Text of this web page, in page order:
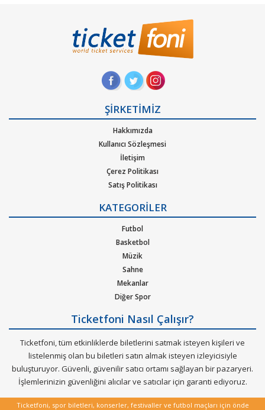
üzerinden Fifth Harmony konser bileti satın almak
Ticketfoni'ye üye olunuz. Bilet seçiminizi yapınız. (Katılmak
istediğiniz etkinlik ya da etkinliklere ait siteye optimize edilmiş
yapınız.) Size sunulan güvenli Ödeme adımına geçiniz. Artık
Hangi müzik türlerinde Ticketfoniden bilet bulup
. Müzik türlerinden Alternatif, Dans – Elektronik
pop, rock, blues, New Age, caz, klasik, Latin Tango ska, reggae,
metal, hip-hop ya da r&b gibi pek çok müzik türleri için
oluşturulan etkinliklere bilet bulabilirsiniz. Elinizdeki
gidemeyeceğiniz konserlerin biletlerini de satabileceğiniz çok
özel bir hizmeti Ticketfoni sizler için sunuyor.
Dünya çapında en çok dinlenen, dünyada en çok konser veren
sanatçıların soluksuz konser turneleriyle biletleri günler
öncesinden tükenen etkinliklerin biletlerini Ticketfoni
güvencesiyle satın alabilirisiniz.
ŞİRKETİMİZ
Hakkımızda
Kullanıcı Sözleşmesi
İletişim
Çerez Politikası
Satış Politikası
Kurumsal Ağırlama
Nasıl Çalışır
Bilet Tipi ve Teslimat
Üyelik Doğrulama
Sık Sorulan Sorular
KATEGORİLER
Futbol
Basketbol
Müzik
Sahne
Mekanlar
Diğer Spor
Ticketfoni Nasıl Çalışır?
Ticketfoni, tüm etkinliklerde biletlerini satmak isteyen kişileri ve
listelenmiş olan bu biletleri satın almak isteyen izleyicisiyle
buluşturuyor. Güvenli, güvenilir satıcı ortamı sağlayan bir pazaryeri.
İşlemlerinizin güvenliğini alıcılar ve satıcılar için garanti ediyoruz.
Ticketfoni, spor biletleri, konserler, festivaller ve futbol maçları için önde